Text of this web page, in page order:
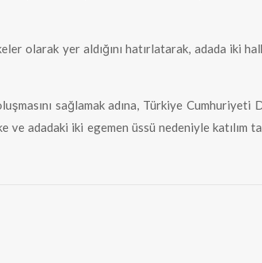
olarak yer aldığını hatırlatarak, adada iki
sağlamak adına, Türkiye Cumhuriyeti
ve adadaki iki egemen üssü nedeniyle katılım